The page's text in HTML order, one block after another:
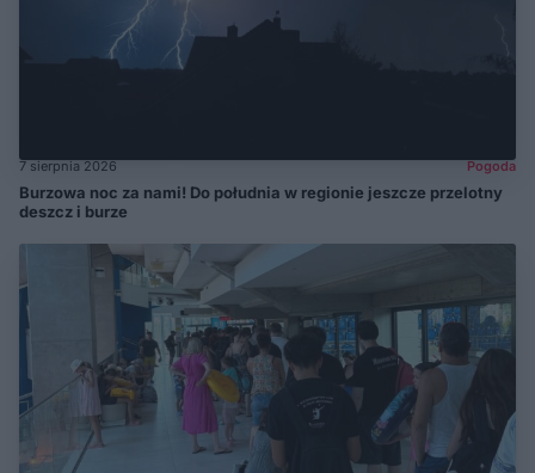
7 sierpnia 2026 Pogoda
Burzowa noc za nami! Do południa w regionie jeszcze przelotny
deszcz i burze